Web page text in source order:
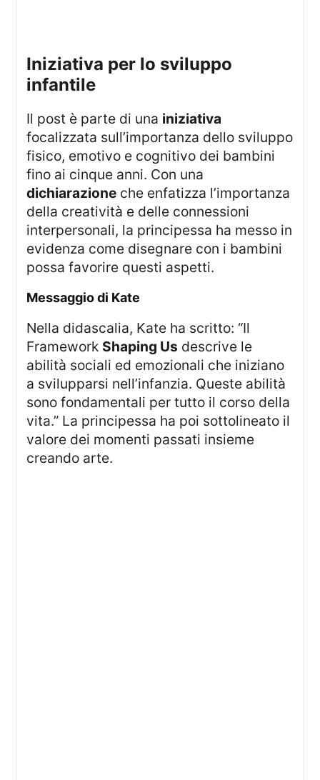
Iniziativa per lo sviluppo
infantile
Il post è parte di una iniziativa
focalizzata sull’importanza dello sviluppo
fisico, emotivo e cognitivo dei bambini
fino ai cinque anni. Con una
dichiarazione che enfatizza l’importanza
della creatività e delle connessioni
interpersonali, la principessa ha messo in
evidenza come disegnare con i bambini
possa favorire questi aspetti.
Messaggio di Kate
Nella didascalia, Kate ha scritto: “Il
Framework Shaping Us descrive le
abilità sociali ed emozionali che iniziano
a svilupparsi nell’infanzia. Queste abilità
sono fondamentali per tutto il corso della
vita.” La principessa ha poi sottolineato il
valore dei momenti passati insieme
creando arte.